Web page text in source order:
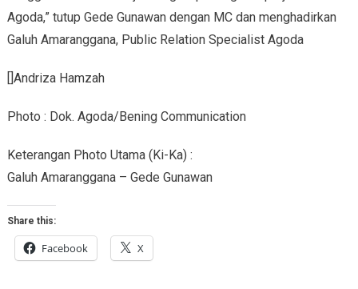
Agoda,” tutup Gede Gunawan dengan MC dan menghadirkan
Galuh Amaranggana, Public Relation Specialist Agoda
[]Andriza Hamzah
Photo : Dok. Agoda/Bening Communication
Keterangan Photo Utama (Ki-Ka) :
Galuh Amaranggana – Gede Gunawan
Share this:
Facebook X